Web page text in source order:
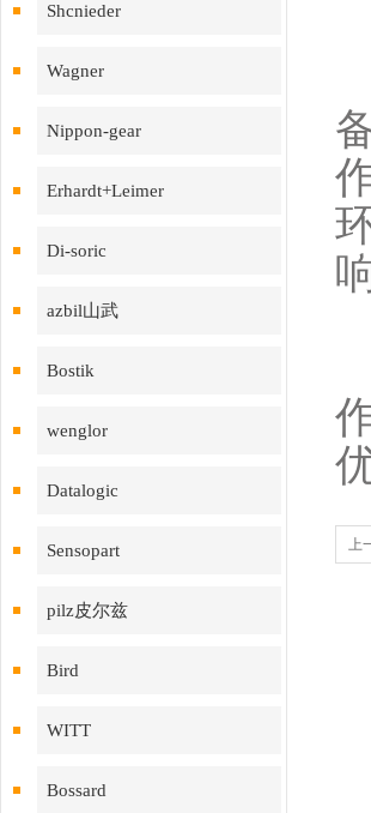
Shcnieder
Wagner
Nippon-gear
Erhardt+Leimer
Di-soric
azbil山武
Bostik
wenglor
Datalogic
Sensopart
pilz皮尔兹
Bird
WITT
Bossard
上